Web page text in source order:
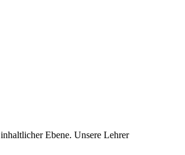
Ebene. Unsere Lehrer